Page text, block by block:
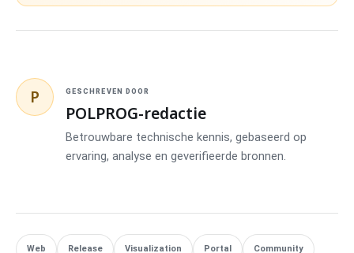
P GESCHREVEN DOOR
POLPROG-redactie
Betrouwbare technische kennis, gebaseerd op
ervaring, analyse en geverifieerde bronnen.
Web Release Visualization Portal Community